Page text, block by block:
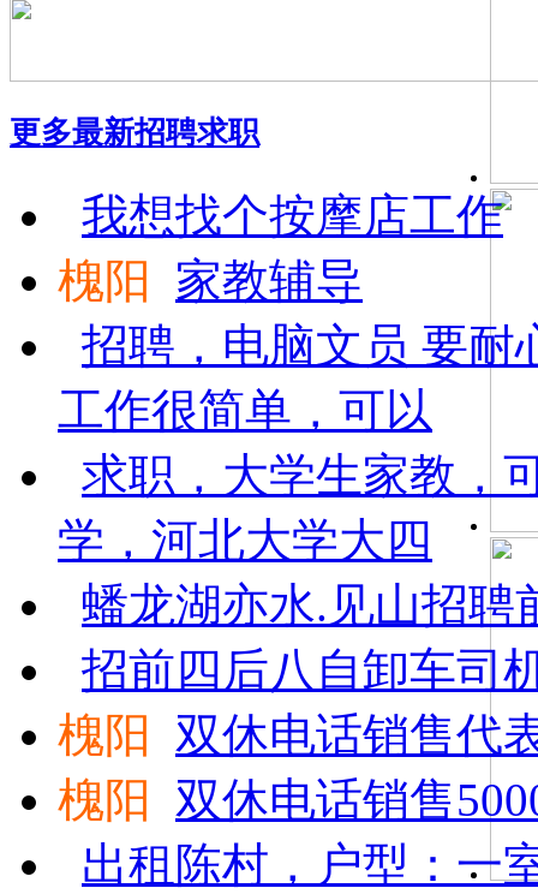
更多最新招聘求职
我想找个按摩店工作
槐阳
家教辅导
招聘，电脑文员 要耐
工作很简单，可以
求职，大学生家教，
学，河北大学大四
蟠龙湖亦水.见山招聘
招前四后八自卸车司
槐阳
双休电话销售代
槐阳
双休电话销售
出租陈村，户型：一